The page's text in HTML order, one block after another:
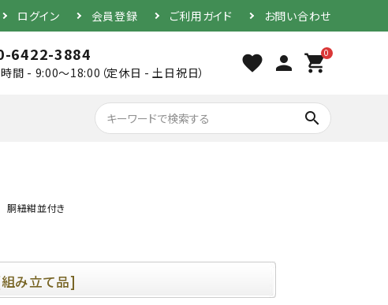
ログイン 会員登録 ご利用ガイド お問い合わせ
6422-3884
間 - 9:00～18:00（定休日 - 土日祝日） favorite person 0
shopping_cart
search
胴紐紺並付き
み立て品]